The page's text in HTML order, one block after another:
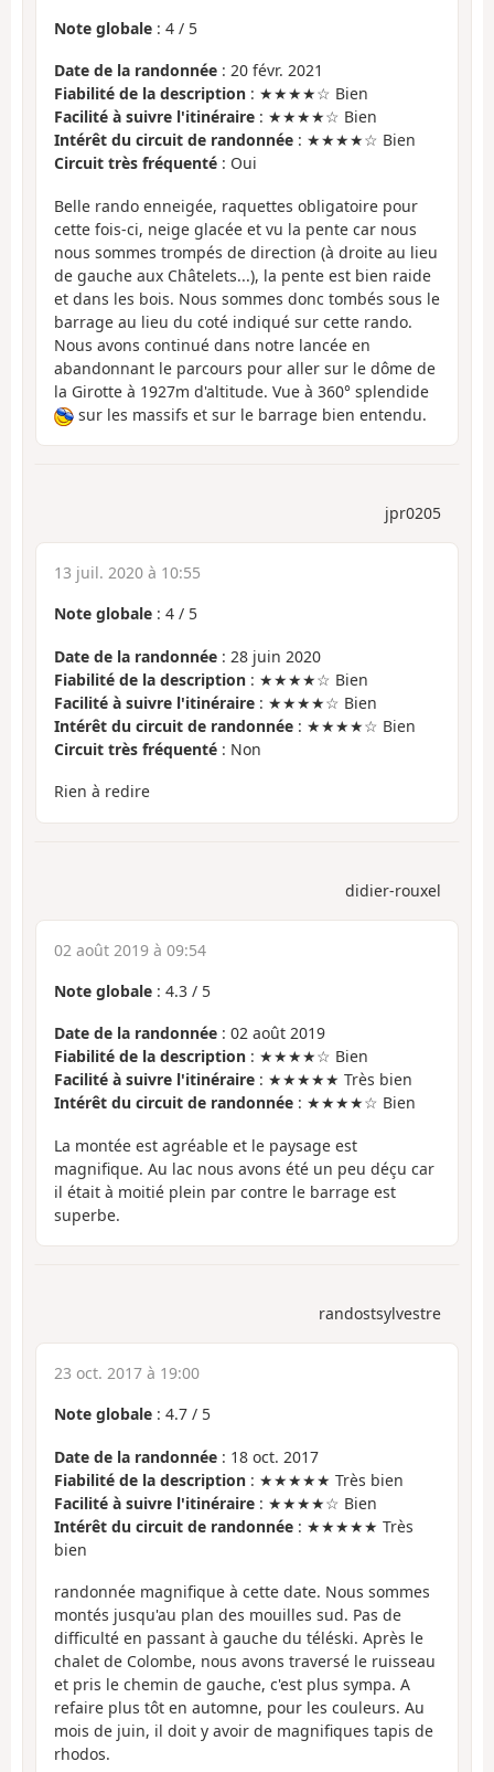
Note globale : 4 / 5
Date de la randonnée : 20 févr. 2021
Fiabilité de la description : ★★★★☆ Bien
Facilité à suivre l'itinéraire : ★★★★☆ Bien
Intérêt du circuit de randonnée : ★★★★☆ Bien
Circuit très fréquenté : Oui
Belle rando enneigée, raquettes obligatoire pour
cette fois-ci, neige glacée et vu la pente car nous
nous sommes trompés de direction (à droite au lieu
de gauche aux Châtelets...), la pente est bien raide
et dans les bois. Nous sommes donc tombés sous le
barrage au lieu du coté indiqué sur cette rando.
Nous avons continué dans notre lancée en
abandonnant le parcours pour aller sur le dôme de
la Girotte à 1927m d'altitude. Vue à 360° splendide
sur les massifs et sur le barrage bien entendu.
jpr0205
13 juil. 2020 à 10:55
Note globale : 4 / 5
Date de la randonnée : 28 juin 2020
Fiabilité de la description : ★★★★☆ Bien
Facilité à suivre l'itinéraire : ★★★★☆ Bien
Intérêt du circuit de randonnée : ★★★★☆ Bien
Circuit très fréquenté : Non
Rien à redire
didier-rouxel
02 août 2019 à 09:54
Note globale : 4.3 / 5
Date de la randonnée : 02 août 2019
Fiabilité de la description : ★★★★☆ Bien
Facilité à suivre l'itinéraire : ★★★★★ Très bien
Intérêt du circuit de randonnée : ★★★★☆ Bien
La montée est agréable et le paysage est
magnifique. Au lac nous avons été un peu déçu car
il était à moitié plein par contre le barrage est
superbe.
randostsylvestre
23 oct. 2017 à 19:00
Note globale : 4.7 / 5
Date de la randonnée : 18 oct. 2017
Fiabilité de la description : ★★★★★ Très bien
Facilité à suivre l'itinéraire : ★★★★☆ Bien
Intérêt du circuit de randonnée : ★★★★★ Très
bien
randonnée magnifique à cette date. Nous sommes
montés jusqu'au plan des mouilles sud. Pas de
difficulté en passant à gauche du téléski. Après le
chalet de Colombe, nous avons traversé le ruisseau
et pris le chemin de gauche, c'est plus sympa. A
refaire plus tôt en automne, pour les couleurs. Au
mois de juin, il doit y avoir de magnifiques tapis de
rhodos.